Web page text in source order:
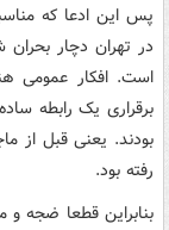
پس این ادعا که
در تهران دچار
است. افکار عمومی
برقراری یک رابطه
بودند. یعنی قبل از
رفته بود.
بنابراین قطعا ضجه و